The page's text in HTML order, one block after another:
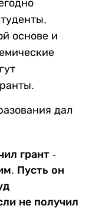
основе и
дал
грант -
Пусть он
не получил